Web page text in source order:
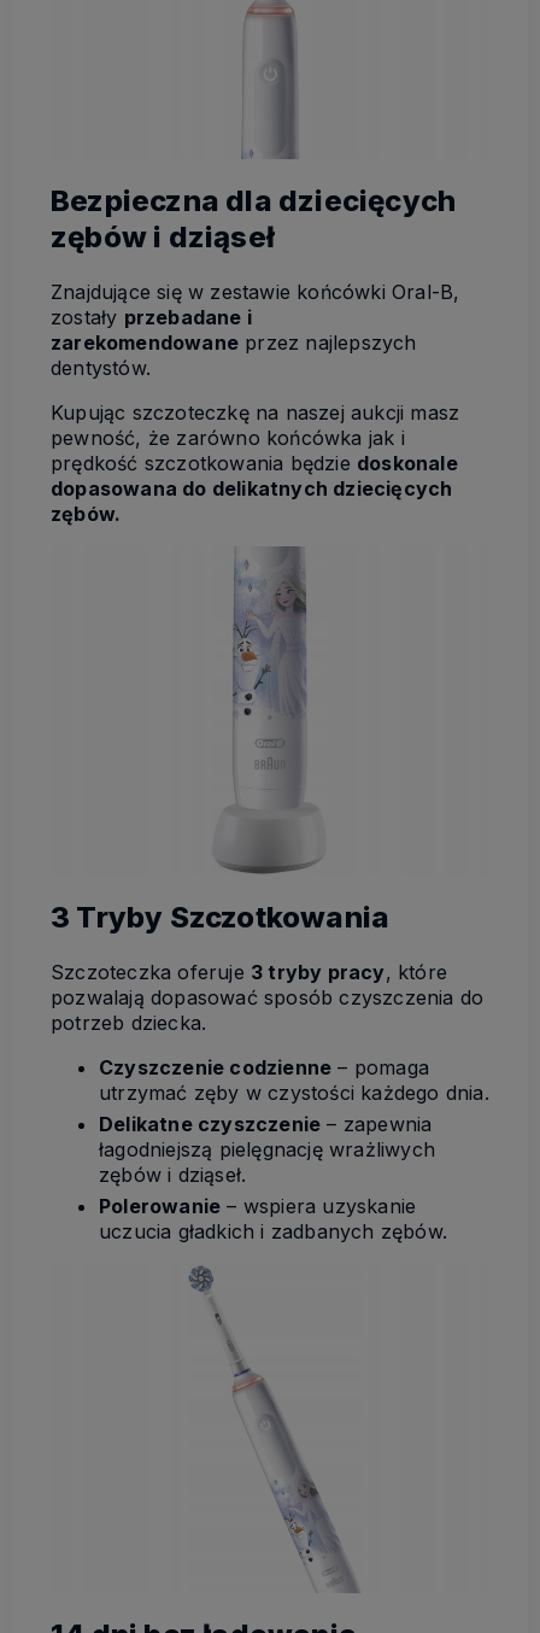
Bezpieczna dla dziecięcych
zębów i dziąseł
Znajdujące się w zestawie końcówki Oral-B,
zostały przebadane i
zarekomendowane przez najlepszych
dentystów.
Kupując szczoteczkę na naszej aukcji masz
pewność, że zarówno końcówka jak i
prędkość szczotkowania będzie doskonale
dopasowana do delikatnych dziecięcych
zębów.
3 Tryby Szczotkowania
Szczoteczka oferuje 3 tryby pracy, które
pozwalają dopasować sposób czyszczenia do
potrzeb dziecka.
Czyszczenie codzienne – pomaga
utrzymać zęby w czystości każdego dnia.
Delikatne czyszczenie – zapewnia
łagodniejszą pielęgnację wrażliwych
zębów i dziąseł.
Polerowanie – wspiera uzyskanie
uczucia gładkich i zadbanych zębów.